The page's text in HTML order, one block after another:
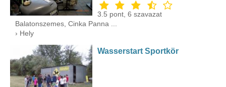
3.5 pont,6 szavazat
Balatonszemes, Cinka Panna ...
› Hely
Wasserstart Sportkör